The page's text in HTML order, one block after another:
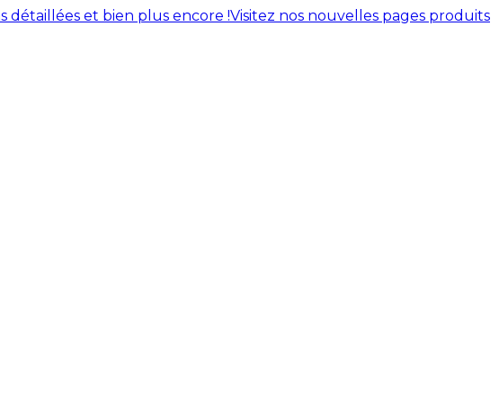
détaillées et bien plus encore !Visitez nos nouvelles pages produits